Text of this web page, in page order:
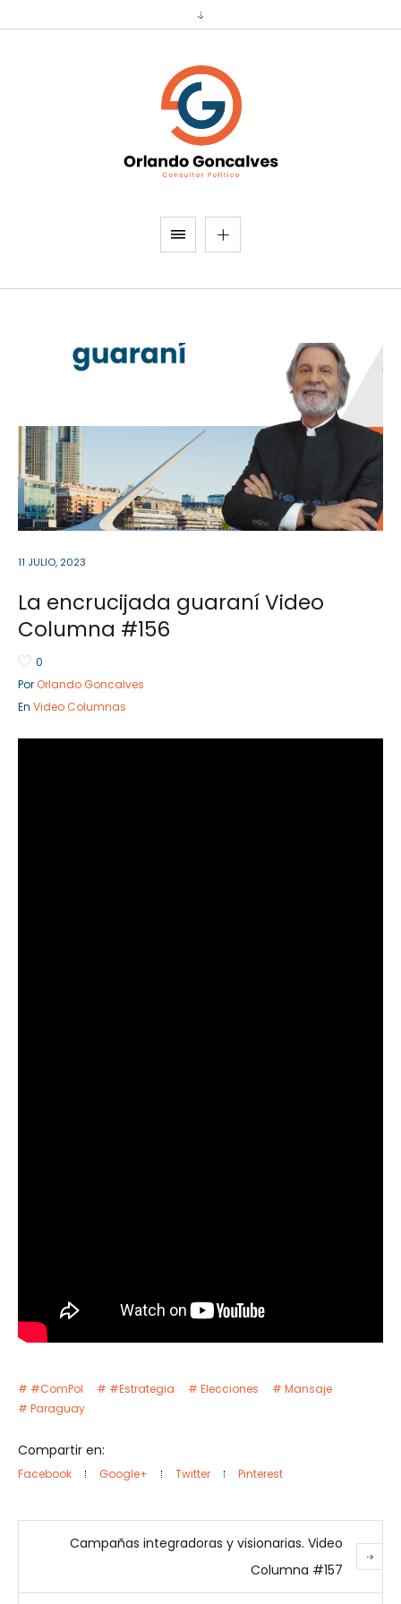
Sector Público
Servicios
Empresa Privada
Servicios
11 JULIO, 2023
La encrucijada guaraní Video
Columna #156
0
Por Orlando Goncalves
En Video Columnas
#ComPol #Estrategia Elecciones
Mansaje
Paraguay
Compartir en:
Facebook Google+ Twitter Pinterest
Campañas integradoras y visionarias. Video
Columna #157